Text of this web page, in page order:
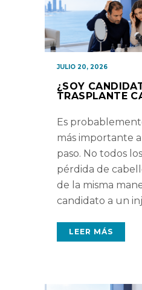
JULIO 20, 2026
¿SOY
TRASPLANTE
Es
más importante
paso. No todos
pérdida de
de la misma
candidato a un
LEER MÁS